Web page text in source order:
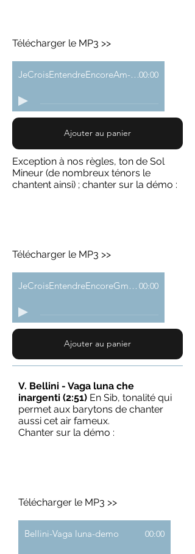
Télécharger le MP3 >>
JeCroisEntendreEncoreAm-demo00:00
Ajouter au panier
Exception à nos règles, ton de Sol
Mineur (de nombreux ténors le
chantent ainsi) ; chanter sur la démo :
Télécharger le MP3 >>
JeCroisEntendreEncoreGm-Demo 00:00
Ajouter au panier
V. Bellini - Vaga luna che
inargenti (2:51) En Sib, tonalité qui
permet aux barytons de chanter
aussi cet air fameux.
Chanter sur la démo :
Télécharger le MP3 >>
Bellini-Vaga luna-demo 00:00